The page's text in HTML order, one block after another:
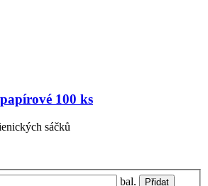
100 ks
sáčků
bal.